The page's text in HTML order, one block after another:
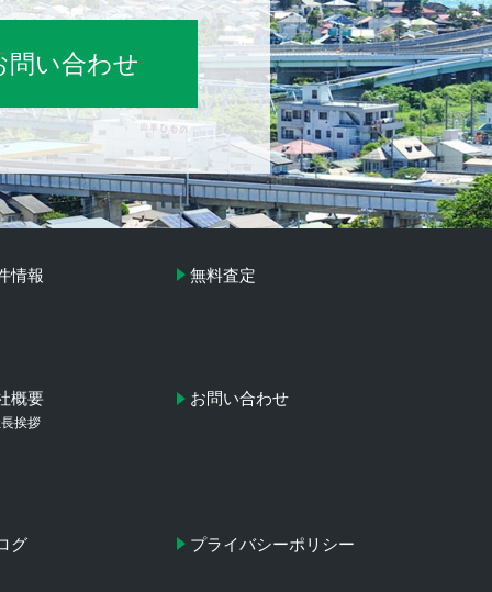
問い合わせ
情報 無料査定
概要
挨拶
お問い合わせ
グ プライバシーポリシー